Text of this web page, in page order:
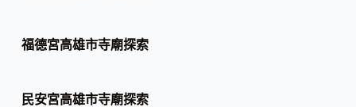
福德宮高雄市寺廟探索
民安宮高雄市寺廟探索